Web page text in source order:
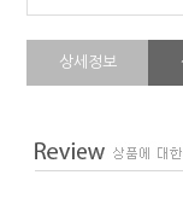
상세정보